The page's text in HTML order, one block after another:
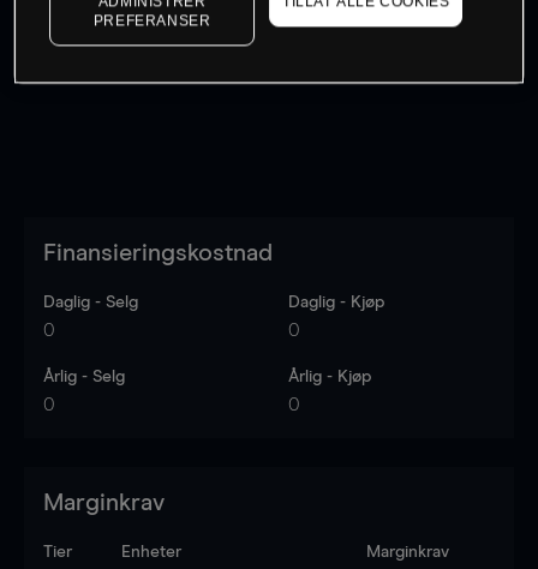
Log in
Finansieringskostnad
Daglig - Selg
0
Daglig - Kjøp
0
Årlig - Selg
0
Årlig - Kjøp
0
Marginkrav
Tier Enheter Marginkrav
PREFERANSER